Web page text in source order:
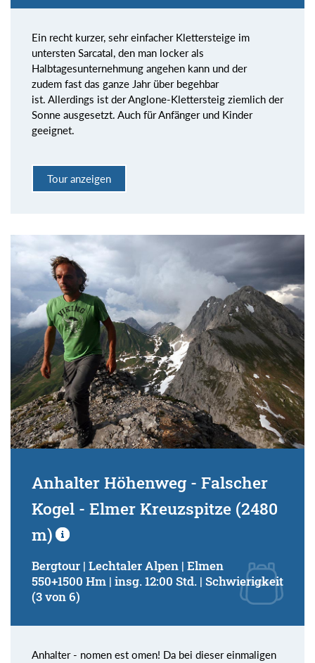
Ein recht kurzer, sehr einfacher Klettersteige im
untersten Sarcatal, den man locker als
Halbtagesunternehmung angehen kann und der
zudem fast das ganze Jahr über begehbar
ist. Allerdings ist der Anglone-Klettersteig ziemlich der
Sonne ausgesetzt. Auch für Anfänger und Kinder
geeignet.
Tour anzeigen
Anhalter Höhenweg - Falscher
Kogel - Elmer Kreuzspitze (2480
m)
Bergtour | Lechtaler Alpen | Elmen
550+1500 Hm | insg. 12:00 Std. | Schwierigkeit
(3 von 6)
Anhalter - nomen est omen! Da bei dieser einmaligen